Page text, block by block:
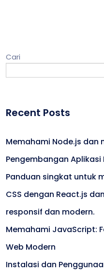
Cari
Recent Posts
Memahami Node.js dan
Pengembangan Aplikasi
Panduan singkat untuk
CSS dengan React.js
responsif dan modern.
Memahami JavaScript:
Web Modern
Instalasi dan